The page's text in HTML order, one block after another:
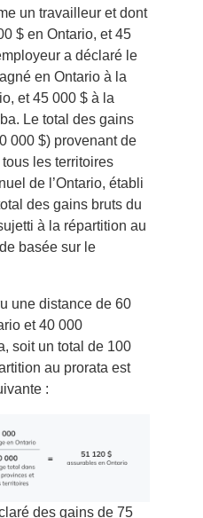
un travailleur et dont
$ en Ontario, et 45
a déclaré le
en Ontario à la
et 45 000 $ à la
Le total des gains
000 $) provenant de
les territoires
de l’Ontario, établi
des gains bruts du
à la répartition au
basée sur le
une distance de 60
et 40 000
soit un total de 100
au prorata est
:
des gains de 75